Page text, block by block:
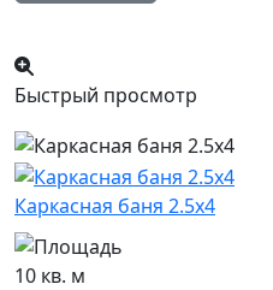
Быстрый просмотр
Каркасная баня 2.5х4
10 кв. м